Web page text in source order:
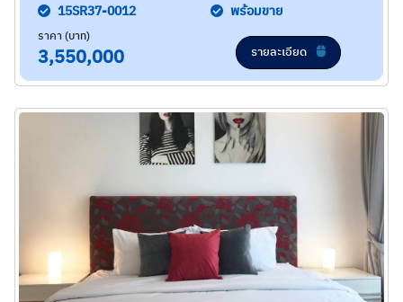
15SR37-0012 พร้อมขาย
ราคา (บาท)
3,550,000 รายละเอียด